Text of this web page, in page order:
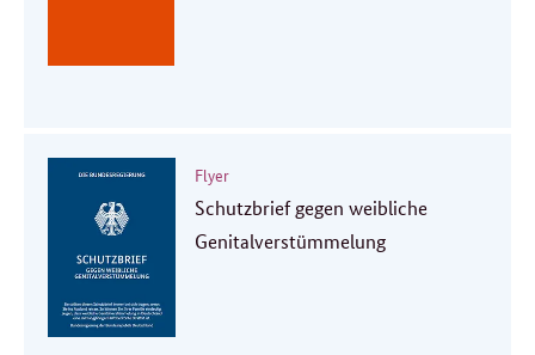
Flyer
Schutzbrief gegen weibliche
Genitalverstümmelung